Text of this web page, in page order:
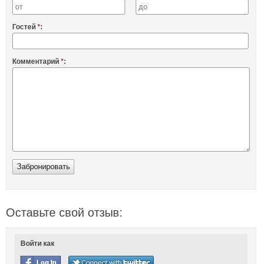
Гостей *:
Комментарий *:
Оставьте свой отзыв:
Войти как